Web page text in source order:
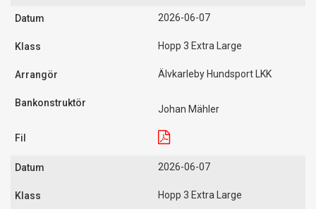
2026-06-07
Hopp 3 Extra Large
Älvkarleby Hundsport LKK
Johan Mähler
2026-06-07
Hopp 3 Extra Large